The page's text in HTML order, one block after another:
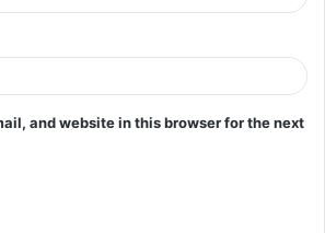
and website in this browser for the next